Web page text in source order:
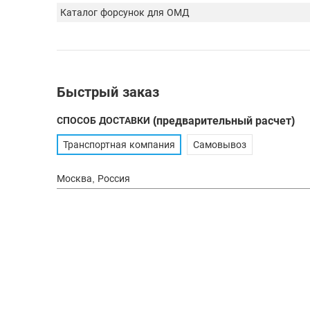
Каталог форсунок для ОМД
Быстрый заказ
СПОСОБ ДОСТАВКИ (предварительный расчет)
Транспортная компания Самовывоз